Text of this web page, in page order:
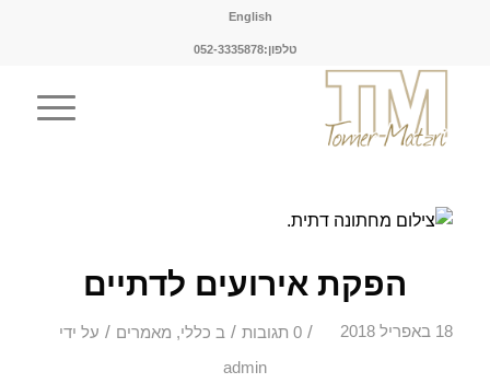
English
טלפון:052-3335878
הפקת אירועים לדתיים
18 באפריל 2018 / 0 תגובות / ב כללי, מאמרים / על ידי
admin